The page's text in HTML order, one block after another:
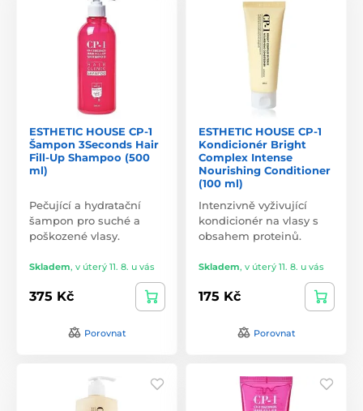
ESTHETIC HOUSE CP-1
Šampon 3Seconds Hair
Fill-Up Shampoo (500
ml)
Pečující a hydratační
šampon pro suché a
poškozené vlasy.
Skladem, v úterý 11. 8. u vás
375 Kč
Porovnat
ESTHETIC HOUSE CP-1
Kondicionér Bright
Complex Intense
Nourishing Conditioner
(100 ml)
Intenzivně vyživující
kondicionér na vlasy s
obsahem proteinů.
Skladem, v úterý 11. 8. u vás
175 Kč
Porovnat